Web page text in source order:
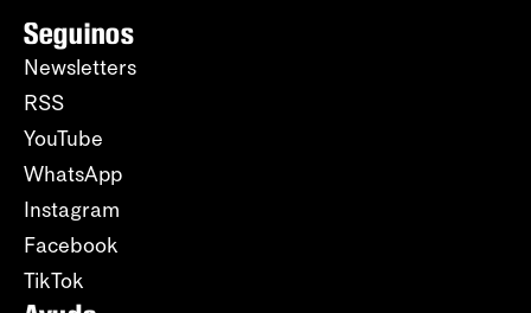
Seguinos
Newsletters
RSS
YouTube
WhatsApp
Instagram
Facebook
TikTok